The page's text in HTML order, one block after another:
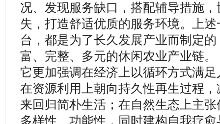
况、发现服务缺口，搭配辅导措施
失，打造舒适优质的服务环境。上
台，都是为了长久发展产业而制定
富、完整、多元的休闲农业产业链。
它更加强调在经济上以循环方式满
在资源利用上朝向持久性再生过程
来回归简朴生活；在自然生态上主
多样性、功能性，同时建构自我疗